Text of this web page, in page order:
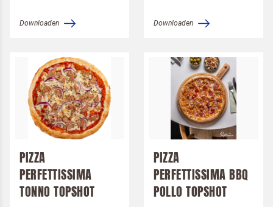
Downloaden Downloaden
PIZZA
PERFETTISSIMA
TONNO TOPSHOT
PIZZA
PERFETTISSIMA BBQ
POLLO TOPSHOT